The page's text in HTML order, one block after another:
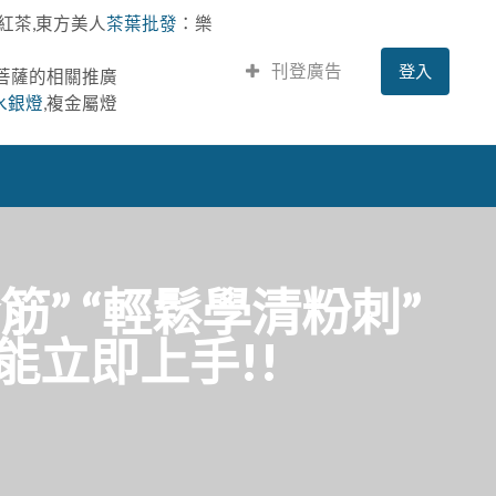
茶,東方美人 茶葉批發 ：樂
薩的相關推廣
銀燈 ,複金屬燈
刊登廣告 登入
” “輕鬆學清粉刺”
立即上手!!